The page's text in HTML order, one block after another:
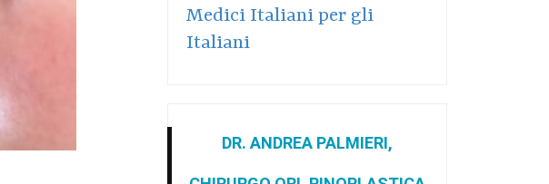
Medici Italiani per gli
Italiani
DR. ANDREA PALMIERI,